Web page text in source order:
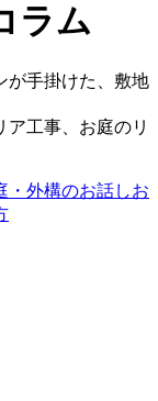
ラム
が手掛けた、敷地
工事、お庭のリ
・外構のお話しお